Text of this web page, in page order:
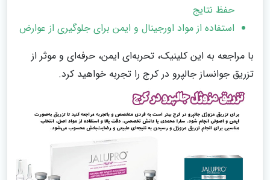
حفظ نتایج
استفاده از مواد اورجینال و ایمن برای جلوگیری از عوارض
با مراجعه به این کلینیک، تحربه‌ای ایمن، حرفه‌ای و موثر از
تزریق جوانساز جالپرو در کرج را تجربه خواهید کرد.